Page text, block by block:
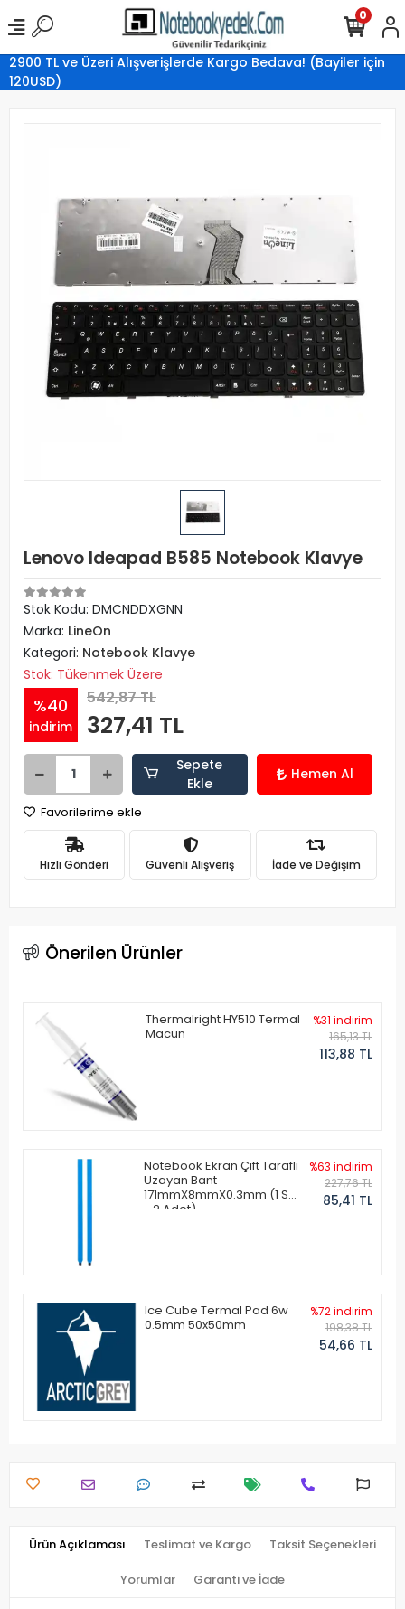
2900 TL ve Üzeri Alışverişlerde Kargo Bedava! (Bayiler için
120USD)
0
Lenovo Ideapad B585 Notebook Klavye
Stok Kodu: DMCNDDXGNN
Marka: LineOn
Kategori: Notebook Klavye
Stok: Tükenmek Üzere
%40
indirim
542,87 TL
327,41 TL
Sepete
Ekle
Hemen Al
Favorilerime ekle
Hızlı Gönderi Güvenli Alışveriş İade ve Değişim
Önerilen Ürünler
Thermalright HY510 Termal
Macun
%31 indirim
165,13 TL
113,88 TL
Notebook Ekran Çift Taraflı
Uzayan Bant
171mmX8mmX0.3mm (1 Set
- 2 Adet)
%63 indirim
227,76 TL
85,41 TL
Ice Cube Termal Pad 6w
0.5mm 50x50mm
%72 indirim
198,38 TL
54,66 TL
Ürün Açıklaması Teslimat ve Kargo Taksit Seçenekleri
Yorumlar Garanti ve İade